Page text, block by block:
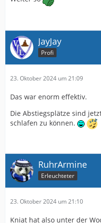
JayJay
Profi
23. Oktober 2024 um 21:09
Das war enorm effektiv.
Die Abstiegsplätze sind
schlafen zu können.
RuhrArmine
Erleuchteter
23. Oktober 2024 um 21:10
Kniat hat also unter der